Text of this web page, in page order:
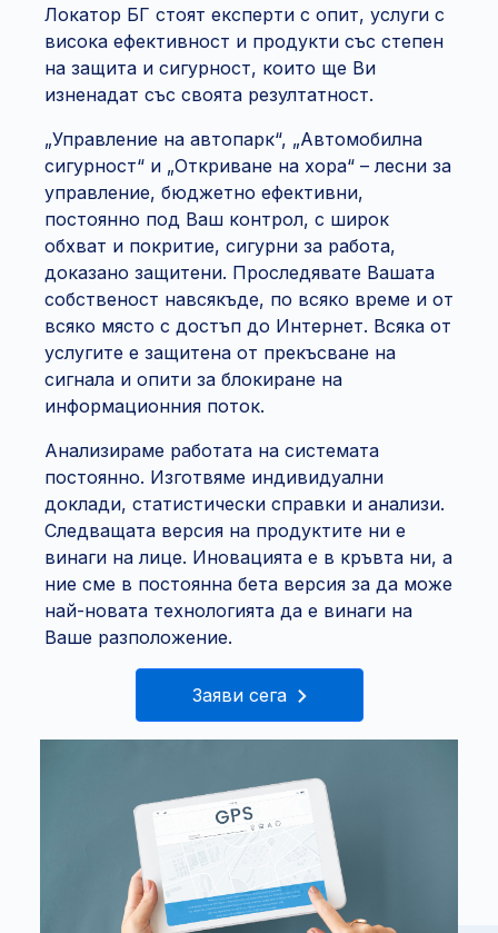
Локатор БГ стоят експерти с опит, услуги с
висока ефективност и продукти със степен
на защита и сигурност, които ще Ви
изненадат със своята резултатност.
„Управление на автопарк“, „Автомобилна
сигурност“ и „Откриване на хора“ – лесни за
управление, бюджетно ефективни,
постоянно под Ваш контрол, с широк
обхват и покритие, сигурни за работа,
доказано защитени. Проследявате Вашата
собственост навсякъде, по всяко време и от
всяко място с достъп до Интернет. Всяка от
услугите е защитена от прекъсване на
сигнала и опити за блокиране на
информационния поток.
Анализираме работата на системата
постоянно. Изготвяме индивидуални
доклади, статистически справки и анализи.
Следващата версия на продуктите ни е
винаги на лице. Иновацията е в кръвта ни, а
ние сме в постоянна бета версия за да може
най-новата технологията да е винаги на
Ваше разположение.
Заяви сега